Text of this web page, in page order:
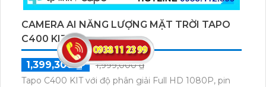
CAMERA AI NĂNG LƯỢNG MẶT TRỜI TAPO
C400 KIT
1,399,300 ₫
1,999,000 ₫
Tapo C400 KIT với độ phân giải Full HD 1080P, pin